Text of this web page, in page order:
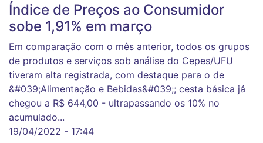
Índice de Preços ao Consumidor
sobe 1,91% em março
Em comparação com o mês anterior, todos os grupos
de produtos e serviços sob análise do Cepes/UFU
tiveram alta registrada, com destaque para o de
&#039;Alimentação e Bebidas&#039;; cesta básica já
chegou a R$ 644,00 - ultrapassando os 10% no
acumulado...
19/04/2022 - 17:44